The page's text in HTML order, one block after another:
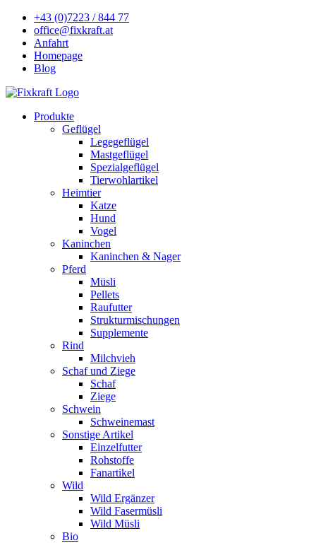
+43 (0)7223 / 844 77
office@fixkraft.at
Anfahrt
Homepage
Blog
Produkte
Geflügel
Legegeflügel
Mastgeflügel
Spezialgeflügel
Tierwohlartikel
Heimtier
Katze
Hund
Vogel
Kaninchen
Kaninchen & Nager
Pferd
Müsli
Pellets
Raufutter
Strukturmischungen
Supplemente
Rind
Milchvieh
Schaf und Ziege
Schaf
Ziege
Schwein
Schweinemast
Sonstige Artikel
Einzelfutter
Rohstoffe
Fanartikel
Wild
Wild Ergänzer
Wild Fasermüsli
Wild Müsli
Bio